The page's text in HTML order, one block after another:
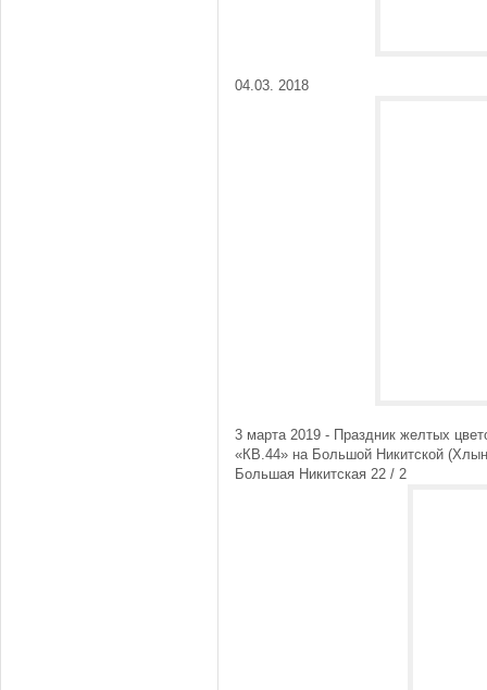
04.03. 2018
3 марта 2019 - Праздник желтых
«КВ.44» на Большой Никитской
Большая Никитская 22 / 2